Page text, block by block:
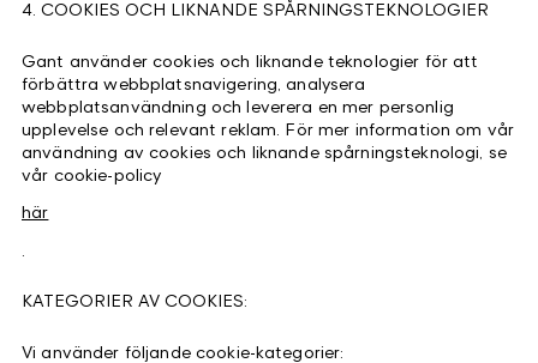
4. COOKIES OCH LIKNANDE SPÅRNINGSTEKNOLOGIER
Gant använder cookies och liknande teknologier för att
förbättra webbplatsnavigering, analysera
webbplatsanvändning och leverera en mer personlig
upplevelse och relevant reklam. För mer information om vår
användning av cookies och liknande spårningsteknologi, se
vår cookie-policy
här
KATEGORIER AV COOKIES:
Vi använder följande cookie-kategorier: